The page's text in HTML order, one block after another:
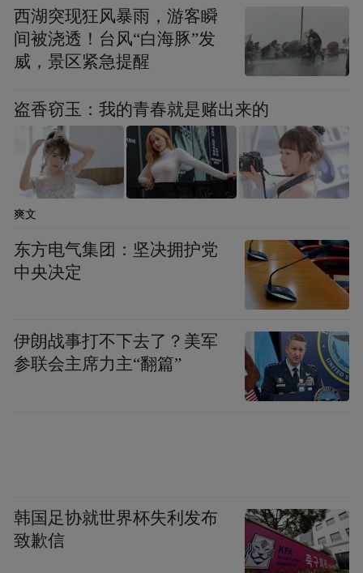
西湖突现狂风暴雨，游客瞬
间被浇透！台风“白海豚”发
威，景区紧急提醒
盗香窃玉：我的青春就是赌出来的
爽文
东方电气集团：坚决拥护党
中央决定
伊朗战事打不下去了？美军
参联会主席力主“翻篇”
韩国足协就世界杯失利发布
致歉信